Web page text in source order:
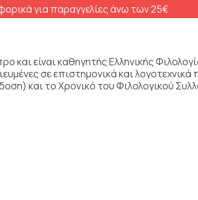
για παραγγελίες άνω των 25€
είναι καθηγητής Ελληνικής
σε επιστημονικά και
και το Χρονικό του Φιλολογικού